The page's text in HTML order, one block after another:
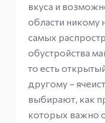
вкуса и
области
самых
обустройства
то есть
другому –
выбирают, как
которых важно